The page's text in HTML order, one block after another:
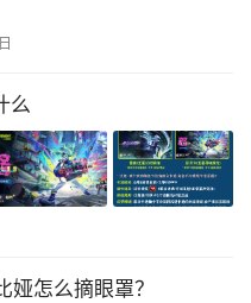
么
娅怎么摘眼罩？